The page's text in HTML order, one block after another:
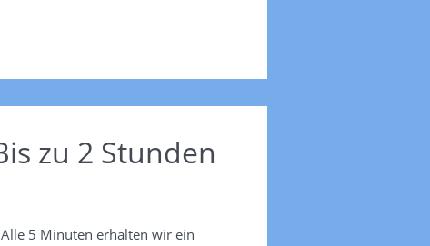
zu 2 Stunden
5 Minuten erhalten wir ein